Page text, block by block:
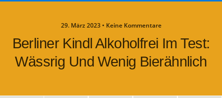
29. März 2023 • Keine Kommentare
Berliner Kindl Alkoholfrei Im Test:
Wässrig Und Wenig Bierähnlich